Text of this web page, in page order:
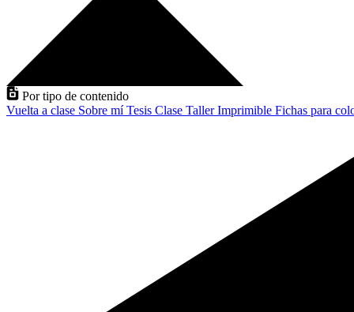
Por tipo de contenido
Vuelta a clase Sobre míTesis Clase TallerImprimible Fichas para